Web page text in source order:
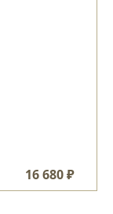
16 680 ₽